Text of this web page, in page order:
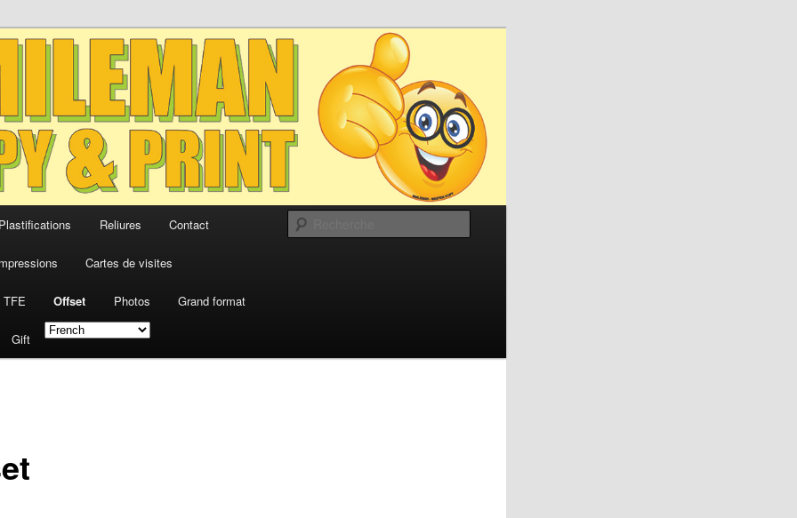
– Copy & Print
à dimension humaine
Plastifications Reliures Contact
Cartes de visites
TFE Offset Photos Grand format
Gift